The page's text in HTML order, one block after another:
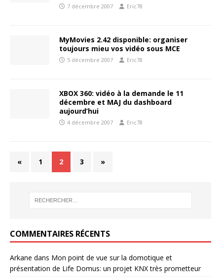
7 décembre 2007 Eric78
MyMovies 2.42 disponible: organiser
toujours mieu vos vidéo sous MCE
5 décembre 2007 Eric78
XBOX 360: vidéo à la demande le 11
décembre et MAJ du dashboard
aujourd’hui
4 décembre 2007 Eric78
« 1 2 3 »
COMMENTAIRES RÉCENTS
Arkane dans Mon point de vue sur la domotique et
présentation de Life Domus: un projet KNX très prometteur